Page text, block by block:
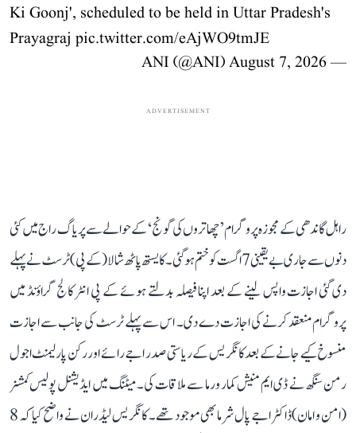
Ki Goonj', scheduled to be held in Uttar Pradesh's
Prayagraj pic.twitter.com/eAjWO9tmJE
— ANI (@ANI)
August 7, 2026
ADVERTISEMENT
راہل گاندھی کے مجوزہ پروگرام ’چھاتروں کی گونج‘ کے حوالے سے پریاگ راج میں کئی
دنوں سے جاری بے یقینی 7 اگست کو ختم ہو گئی۔ کایستھ پاٹھ شالا (کے پی) ٹرسٹ نے پہلے
دی گئی اجازت واپس لینے کے بعد اپنا فیصلہ بدلتے ہوئے کے پی انٹر کالج گراؤنڈ میں
پروگرام منعقد کرنے کی اجازت دے دی۔ اس سے پہلے ٹرسٹ کی جانب سے اجازت
منسوخ کیے جانے کے بعد کانگریس کے ریاستی صدر اجے رائے اور رکن پارلیمنٹ اجول
رمن سنگھ نے ڈی ایم منیش کمار ورما سے ملاقات کی۔ میٹنگ میں ایڈیشنل پولیس کمشنر
(امن و امان) ڈاکٹر اجے پال شرما بھی موجود تھے۔ کانگریس لیڈران نے واضح کیا کہ 8